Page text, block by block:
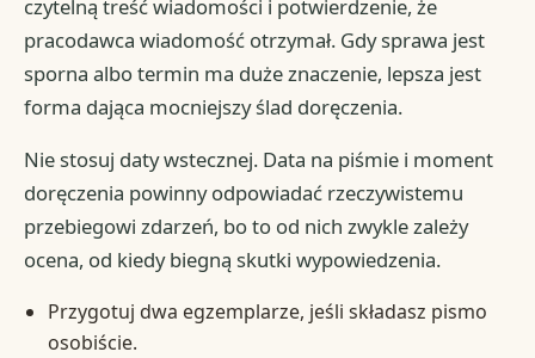
czytelną treść wiadomości i potwierdzenie, że
pracodawca wiadomość otrzymał. Gdy sprawa jest
sporna albo termin ma duże znaczenie, lepsza jest
forma dająca mocniejszy ślad doręczenia.
Nie stosuj daty wstecznej. Data na piśmie i moment
doręczenia powinny odpowiadać rzeczywistemu
przebiegowi zdarzeń, bo to od nich zwykle zależy
ocena, od kiedy biegną skutki wypowiedzenia.
Przygotuj dwa egzemplarze, jeśli składasz pismo
osobiście.